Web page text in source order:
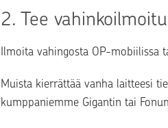
2. Tee
Ilmoita vahingosta OP-mobiilissa
Muista kierrättää vanha laitteesi
kumppaniemme Gigantin tai